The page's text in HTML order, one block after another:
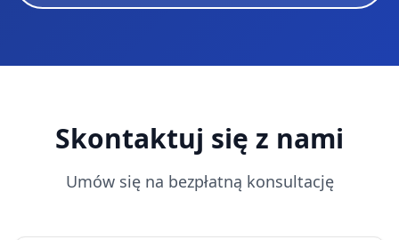
Skontaktuj się z nami
Umów się na bezpłatną konsultację